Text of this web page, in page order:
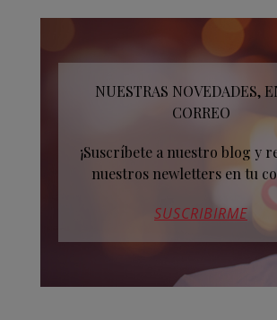
NUESTRAS NOVEDADES,
CORREO
¡Suscríbete a nuestro blog y
nuestros newletters en tu
SUSCRIBIRME